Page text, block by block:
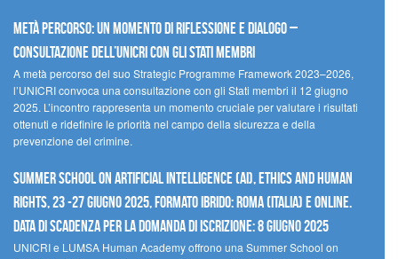
Metà percorso: un momento di riflessione e dialogo –
Consultazione dell’UNICRI con gli Stati membri
A metà percorso del suo Strategic Programme Framework 2023–2026,
l’UNICRI convoca una consultazione con gli Stati membri il 12 giugno
2025. L’incontro rappresenta un momento cruciale per valutare i risultati
ottenuti e ridefinire le priorità nel campo della sicurezza e della
prevenzione del crimine.
Summer School on Artificial Intelligence (AI), Ethics and Human
Rights, 23 -27 giugno 2025, Formato Ibrido: Roma (Italia) e online.
Data di scadenza per la domanda di iscrizione: 8 giugno 2025
UNICRI e LUMSA Human Academy offrono una Summer School on